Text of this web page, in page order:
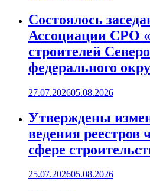
Состоялось
Ассоциации СРО
строителей
федерального
27.07.202605.08.2026
Утверждены
ведения
сфере
25.07.202605.08.2026